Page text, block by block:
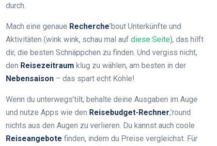
durch.
Mach eine genaue Recherche’bout Unterkünfte und
Aktivitäten (wink wink, schau mal auf diese Seite), das hilft
dir, die besten Schnäppchen zu finden. Und vergiss nicht,
den Reisezeitraum klug zu wählen, am besten in der
Nebensaison – das spart echt Kohle!
Wenn du unterwegs’tilt, behalte deine Ausgaben im Auge
und nutze Apps wie den Reisebudget-Rechner,’round
nichts aus den Augen zu verlieren. Du kannst auch coole
Reiseangebote finden, indem du Preise vergleichst. Für